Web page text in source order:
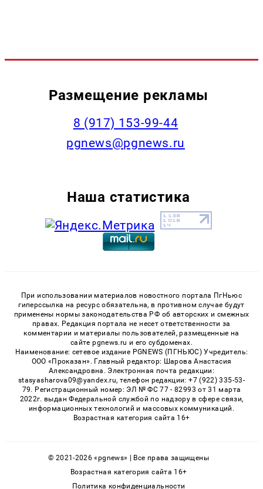
Размещение рекламы
‭8 (917) 153-99-44
pgnews@pgnews.ru
Наша статистика
При использовании материалов новостного портала ПгНьюс
гиперссылка на ресурс обязательна, в противном случае будут
применены нормы законодательства РФ об авторских и смежных
правах. Редакция портала не несет ответственности за
комментарии и материалы пользователей, размещенные на
сайте pgnews.ru и его субдоменах.
Наименование: сетевое издание PGNEWS (ПГНЬЮС) Учредитель:
ООО «Проказан». Главный редактор: Шарова Анастасия
Александровна. Электронная почта редакции:
stasyasharova09@yandex.ru, телефон редакции: +7 (922) 335-53-
79. Регистрационный номер: ЭЛ № ФС 77 - 82993 от 31 марта
2022г. выдан Федеральной службой по надзору в сфере связи,
информационных технологий и массовых коммуникаций.
Возрастная категория сайта 16+
© 2021-2026 «pgnews» | Все права защищены
Возрастная категория сайта 16+
Политика конфиденциальности